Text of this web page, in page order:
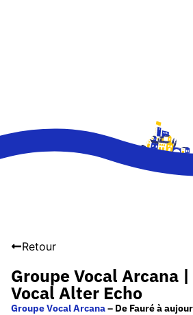
Retour
Groupe Vocal Arcana
Vocal Alter Echo
Groupe Vocal Arcana– De Fauré à